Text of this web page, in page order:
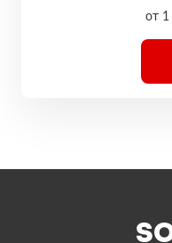
от